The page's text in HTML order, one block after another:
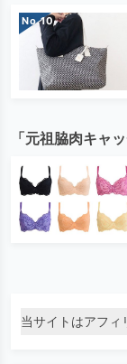
No.
「元祖脇肉キャ
当サイトはアフィ